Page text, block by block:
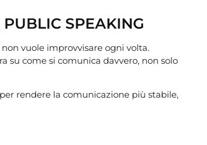
SPEAKING
vuole improvvisare ogni volta.
su come si comunica davvero, non solo
rendere la comunicazione più stabile,